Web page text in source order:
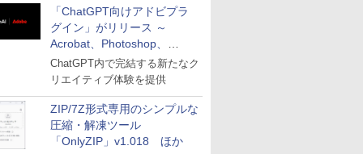
「ChatGPT向けアドビプラ
グイン」がリリース ～
Acrobat、Photoshop、
Premiereなどの機能を1つの
プラグインに統合
ChatGPT内で完結する新たなク
リエイティブ体験を提供
ZIP/7Z形式専用のシンプルな
圧縮・解凍ツール
「OnlyZIP」v1.018 ほか